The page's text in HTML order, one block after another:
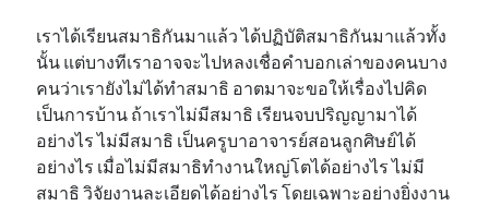
เราได้เรียนสมาธิกันมาแล้ว ได้ปฏิบัติสมาธิกันมาแล้วทั้ง
นั้น แต่บางทีเราอาจจะไปหลงเชื่อคำบอกเล่าของคนบาง
คนว่าเรายังไม่ได้ทำสมาธิ อาตมาจะขอให้เรื่องไปคิด
เป็นการบ้าน ถ้าเราไม่มีสมาธิ เรียนจบปริญญามาได้
อย่างไร ไม่มีสมาธิ เป็นครูบาอาจารย์สอนลูกศิษย์ได้
อย่างไร เมื่อไม่มีสมาธิทำงานใหญ่โตได้อย่างไร ไม่มี
สมาธิ วิจัยงานละเอียดได้อย่างไร โดยเฉพาะอย่างยิ่งงาน